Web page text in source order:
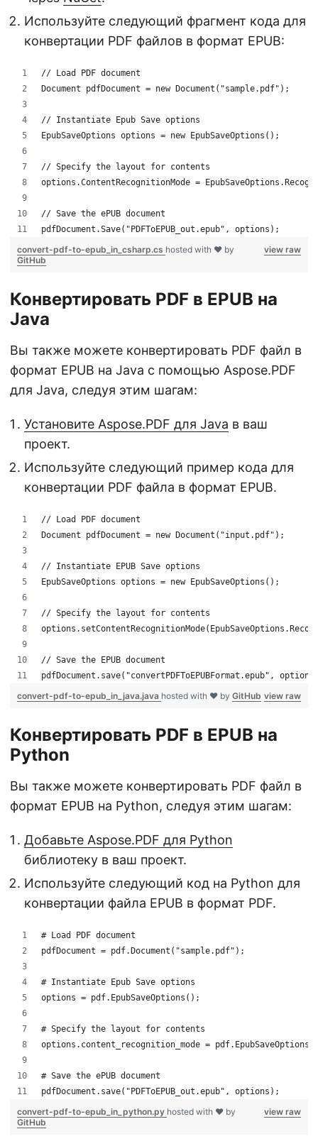
Используйте следующий фрагмент кода для
конвертации PDF файлов в формат EPUB:
// Load PDF document
Document pdfDocument = new Document("sample.pdf");
// Instantiate Epub Save options
EpubSaveOptions options = new EpubSaveOptions();
// Specify the layout for contents
options.ContentRecognitionMode =
// Save the ePUB document
pdfDocument.Save("PDFToEPUB_out.epub", options);
view raw
convert-pdf-to-epub_in_csharp.cs hosted with ❤ by
GitHub
Конвертировать PDF в EPUB на
Java
Вы также можете конвертировать PDF файл в
формат EPUB на Java с помощью Aspose.PDF
для Java, следуя этим шагам:
Установите Aspose.PDF для Java в ваш
проект.
Используйте следующий пример кода для
конвертации PDF файла в формат EPUB.
// Load PDF document
Document pdfDocument = new Document("input.pdf");
// Instantiate EPUB Save options
EpubSaveOptions options = new EpubSaveOptions();
// Specify the layout for contents
// Save the EPUB document
pdfDocument.save("convertPDFToEPUBFormat.epub",
view raw
convert-pdf-to-epub_in_java.java hosted with ❤ by GitHub
Конвертировать PDF в EPUB на
Python
Вы также можете конвертировать PDF файл в
формат EPUB на Python, следуя этим шагам:
Добавьте Aspose.PDF для Python
библиотеку в ваш проект.
Используйте следующий код на Python для
конвертации файла EPUB в формат PDF.
# Load PDF document
pdfDocument = pdf.Document("sample.pdf");
# Instantiate Epub Save options
options = pdf.EpubSaveOptions();
# Specify the layout for contents
options.content_recognition_mode =
# Save the ePUB document
pdfDocument.save("PDFToEPUB_out.epub", options);
view raw
convert-pdf-to-epub_in_python.py hosted with ❤ by
GitHub